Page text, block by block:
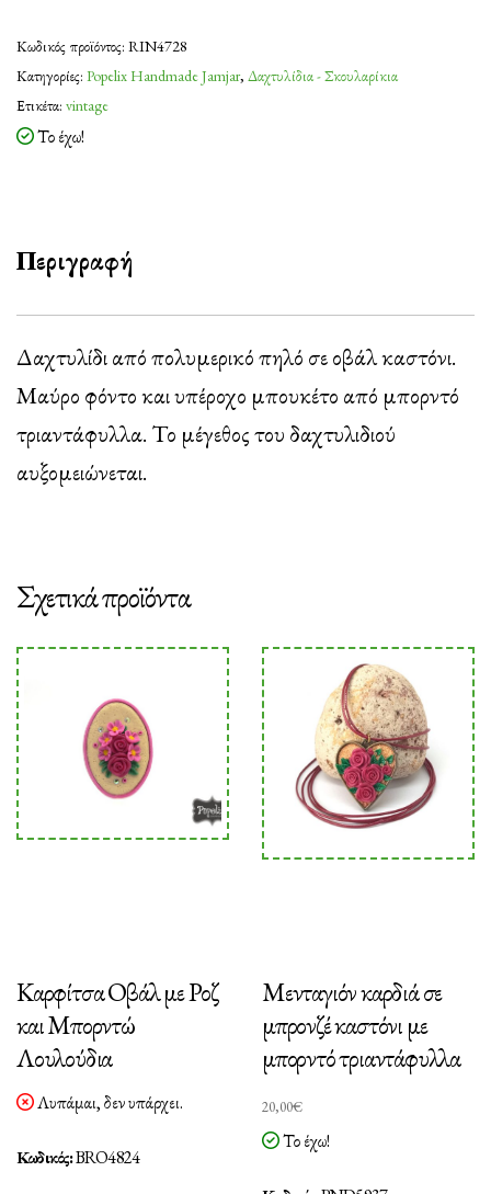
Κωδικός προϊόντος: RIN4728
Κατηγορίες: Popelix Handmade Jamjar, Δαχτυλίδια - Σκουλαρίκια
Ετικέτα: vintage
Το έχω!
Περιγραφή
Δαχτυλίδι από πολυμερικό πηλό σε οβάλ καστόνι.
Μαύρο φόντο και υπέροχο μπουκέτο από μπορντό
τριαντάφυλλα. Το μέγεθος του δαχτυλιδιού
αυξομειώνεται.
Σχετικά προϊόντα
Καρφίτσα Οβάλ με Ροζ
και Μπορντώ
Λουλούδια
Λυπάμαι, δεν υπάρχει.
Κωδικός:BRO4824
Μενταγιόν καρδιά σε
μπρονζέ καστόνι με
μπορντό τριαντάφυλλα
20,00€
Το έχω!